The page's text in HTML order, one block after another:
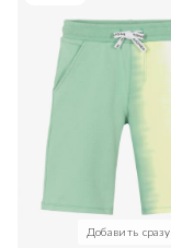
Добавить сразу